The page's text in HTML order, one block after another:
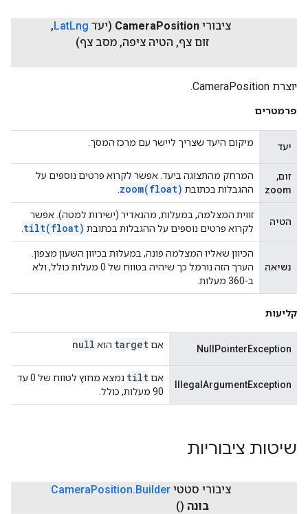
ציבורי CameraPosition (יעד LatLng
,
זום צף, הטיה ציפה, מסב צף)
יוצרת CameraPosition.
פרמטרים
יעד מיקום היעד שצריך ליישר עם מרכז המסך.
זום,
zoom
המרחק מהתצוגה ביעד. אפשר לקרוא פרטים נוספים על
ההגבלות בכתובת
zoom(float)
הטיה
זווית המצלמה, במעלות, מהנאדיר (ישירות למטה). אפשר
לקרוא פרטים נוספים על ההגבלות בכתובת
tilt(float)
נשיאה
הכיוון שאליו המצלמה פונה, במעלות בכיוון השעון מצפון.
הערך הזה נורמל כך שיהיה בטווח של 0 מעלות כולל, ולא
ב-360 מעלות.
קליעות
NullPointerException אם target הוא null
IllegalArgumentException
אם tilt
נמצא מחוץ לטווח של 0 עד
90 מעלות, כולל.
שיטות ציבוריות
ציבורי סטטי Camera Position. Builder
בונה ()